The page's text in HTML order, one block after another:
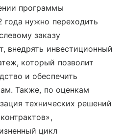
программы
нужно переходить
заказу
внедрять инвестиционный
который позволит
и обеспечить
Также, по оценкам
технических решений
цикл